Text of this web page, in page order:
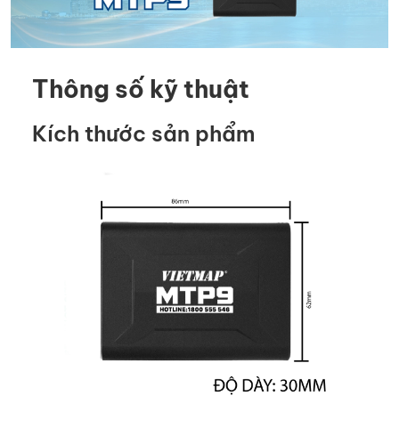
Thông số kỹ thuật
Kích thước sản phẩm